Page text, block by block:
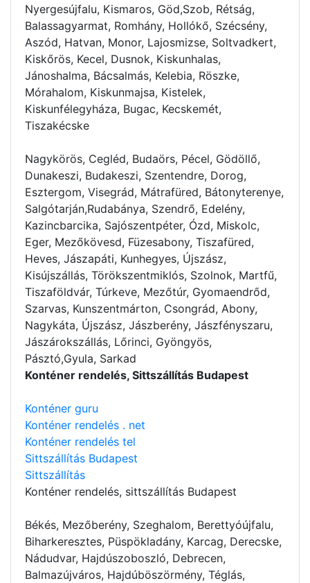
Nyergesújfalu, Kismaros, Göd,Szob, Rétság,
Balassagyarmat, Romhány, Hollókő, Szécsény,
Aszód, Hatvan, Monor, Lajosmizse, Soltvadkert,
Kiskőrös, Kecel, Dusnok, Kiskunhalas,
Jánoshalma, Bácsalmás, Kelebia, Röszke,
Mórahalom, Kiskunmajsa, Kistelek,
Kiskunfélegyháza, Bugac, Kecskemét,
Tiszakécske
Nagykörös, Cegléd, Budaörs, Pécel, Gödöllő,
Dunakeszi, Budakeszi, Szentendre, Dorog,
Esztergom, Visegrád, Mátrafüred, Bátonyterenye,
Salgótarján,Rudabánya, Szendrő, Edelény,
Kazincbarcika, Sajószentpéter, Ózd, Miskolc,
Eger, Mezőkövesd, Füzesabony, Tiszafüred,
Heves, Jászapáti, Kunhegyes, Újszász,
Kisújszállás, Törökszentmiklós, Szolnok, Martfű,
Tiszaföldvár, Túrkeve, Mezőtúr, Gyomaendrőd,
Szarvas, Kunszentmárton, Csongrád, Abony,
Nagykáta, Újszász, Jászberény, Jászfényszaru,
Jászárokszállás, Lőrinci, Gyöngyös,
Pásztó,Gyula, Sarkad
Konténer rendelés, Sittszállítás Budapest
Konténer guru
Konténer rendelés . net
Konténer rendelés tel
Sittszállítás Budapest
Sittszállítás
Konténer rendelés, sittszállítás Budapest
Békés, Mezőberény, Szeghalom, Berettyóújfalu,
Biharkeresztes, Püspökladány, Karcag, Derecske,
Nádudvar, Hajdúszoboszló, Debrecen,
Balmazújváros, Hajdúböszörmény, Téglás,